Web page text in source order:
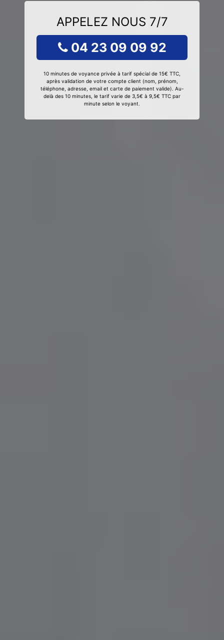
APPELEZ NOUS 7/7
04 23 09 09 92
10 minutes de voyance privée à tarif spécial de 15€ TTC,
après validation de votre compte client (nom, prénom,
téléphone, adresse, email et carte de paiement valide). Au-
delà des 10 minutes, le tarif varie de 3,5€ à 9,5€ TTC par
minute selon le voyant.